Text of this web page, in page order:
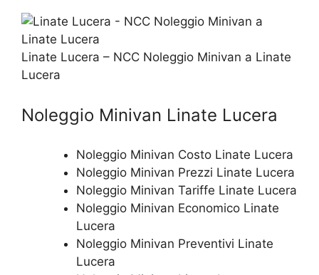
Linate Lucera – NCC Noleggio Minivan a Linate
Lucera
Noleggio Minivan Linate Lucera
Noleggio Minivan Costo Linate Lucera
Noleggio Minivan Prezzi Linate Lucera
Noleggio Minivan Tariffe Linate Lucera
Noleggio Minivan Economico Linate
Lucera
Noleggio Minivan Preventivi Linate
Lucera